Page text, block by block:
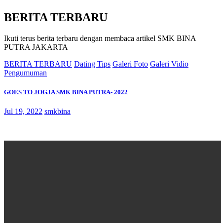
BERITA TERBARU
Ikuti terus berita terbaru dengan membaca artikel SMK BINA
PUTRA JAKARTA
BERITA TERBARU Dating Tips Galeri Foto Galeri Vidio
Pengumuman
GOES TO JOGJA SMK BINA PUTRA- 2022
Jul 19, 2022 smkbina